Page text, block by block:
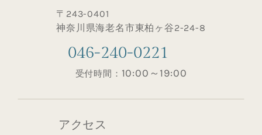
〒243-0401
神奈川県海老名市東柏ヶ谷2-24-8
046-240-0221
受付時間： 10:00～19:00
アクセス